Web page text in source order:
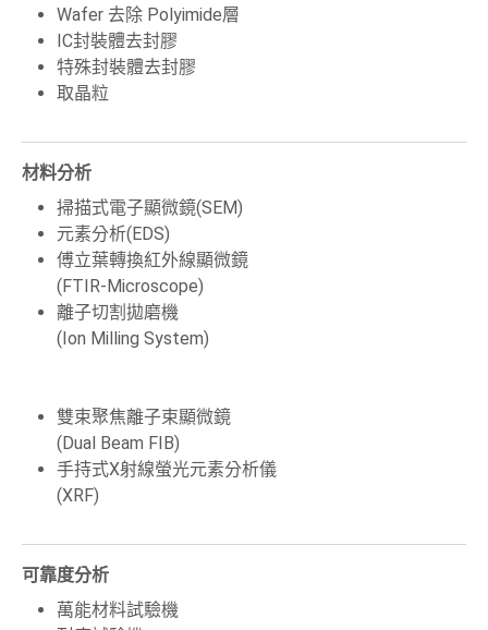
Wafer 去除 Polyimide層
IC封裝體去封膠
特殊封裝體去封膠
取晶粒
材料分析
掃描式電子顯微鏡(SEM)
元素分析(EDS)
傅立葉轉換紅外線顯微鏡
(FTIR-Microscope)
離子切割拋磨機
(Ion Milling System)
雙束聚焦離子束顯微鏡
(Dual Beam FIB)
手持式X射線螢光元素分析儀
(XRF)
可靠度分析
萬能材料試驗機